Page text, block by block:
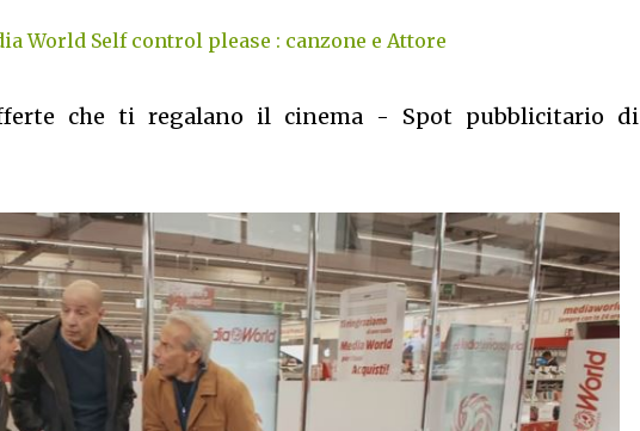
World Self control please : canzone e Attore
che ti regalano il cinema - Spot pubblicitario di